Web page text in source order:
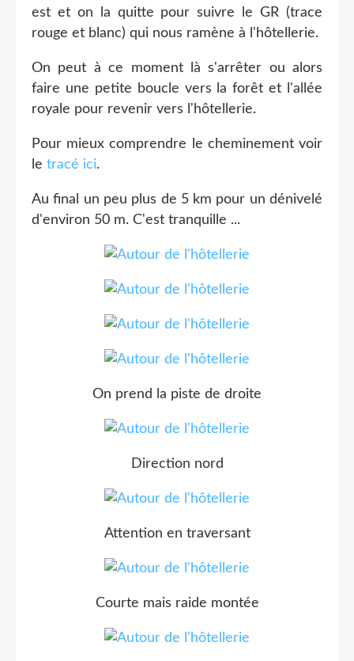
est et on la quitte pour suivre le GR (trace
rouge et blanc) qui nous ramène à l'hôtellerie.
On peut à ce moment là s'arrêter ou alors
faire une petite boucle vers la forêt et l'allée
royale pour revenir vers l'hôtellerie.
Pour mieux comprendre le cheminement voir
le tracé ici.
Au final un peu plus de 5 km pour un dénivelé
d'environ 50 m. C'est tranquille ...
On prend la piste de droite
Direction nord
Attention en traversant
Courte mais raide montée